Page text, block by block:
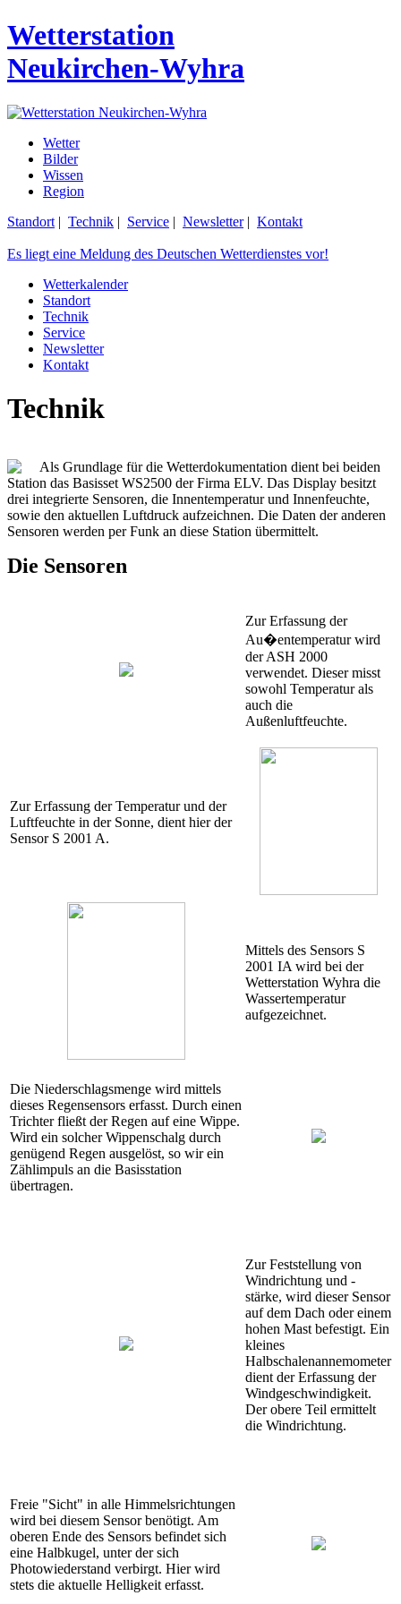
Wetterstation
Neukirchen-Wyhra
Wetter
Bilder
Wissen
Region
Standort | Technik | Service | Newsletter| Kontakt
Es liegt eine Meldung des Deutschen Wetterdienstes vor!
Wetterkalender
Standort
Technik
Service
Newsletter
Kontakt
Technik
Als Grundlage für die Wetterdokumentation dient bei beiden
Station das Basisset WS2500 der Firma ELV. Das Display besitzt
drei integrierte Sensoren, die Innentemperatur und Innenfeuchte,
sowie den aktuellen Luftdruck aufzeichnen. Die Daten der anderen
Sensoren werden per Funk an diese Station übermittelt.
Die Sensoren
Zur Erfassung der
Au�entemperatur wird
der ASH 2000
verwendet. Dieser misst
sowohl Temperatur als
auch die
Außenluftfeuchte.
Zur Erfassung der Temperatur und der
Luftfeuchte in der Sonne, dient hier der
Sensor S 2001 A.
Mittels des Sensors S
2001 IA wird bei der
Wetterstation Wyhra die
Wassertemperatur
aufgezeichnet.
Die Niederschlagsmenge wird mittels
dieses Regensensors erfasst. Durch einen
Trichter fließt der Regen auf eine Wippe.
Wird ein solcher Wippenschalg durch
genügend Regen ausgelöst, so wir ein
Zählimpuls an die Basisstation
übertragen.
Zur Feststellung von
Windrichtung und -
stärke, wird dieser Sensor
auf dem Dach oder einem
hohen Mast befestigt. Ein
kleines
Halbschalenannemometer
dient der Erfassung der
Windgeschwindigkeit.
Der obere Teil ermittelt
die Windrichtung.
Freie "Sicht" in alle Himmelsrichtungen
wird bei diesem Sensor benötigt. Am
oberen Ende des Sensors befindet sich
eine Halbkugel, unter der sich
Photowiederstand verbirgt. Hier wird
stets die aktuelle Helligkeit erfasst.